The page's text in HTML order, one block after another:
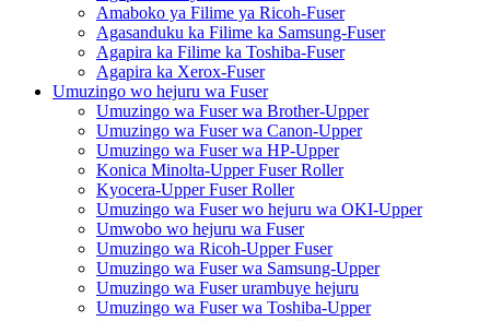
Amaboko ya Filime ya Ricoh-Fuser
Agasanduku ka Filime ka Samsung-Fuser
Agapira ka Filime ka Toshiba-Fuser
Agapira ka Xerox-Fuser
Umuzingo wo hejuru wa Fuser
Umuzingo wa Fuser wa Brother-Upper
Umuzingo wa Fuser wa Canon-Upper
Umuzingo wa Fuser wa HP-Upper
Konica Minolta-Upper Fuser Roller
Kyocera-Upper Fuser Roller
Umuzingo wa Fuser wo hejuru wa OKI-Upper
Umwobo wo hejuru wa Fuser
Umuzingo wa Ricoh-Upper Fuser
Umuzingo wa Fuser wa Samsung-Upper
Umuzingo wa Fuser urambuye hejuru
Umuzingo wa Fuser wa Toshiba-Upper